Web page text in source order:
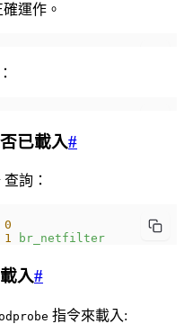
運作。
已載入#
查詢：
0
1
br_netfilter
入#
指令來載入: